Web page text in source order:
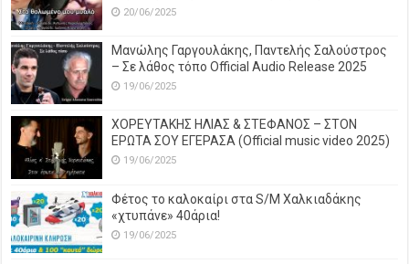
20/06/2025
Μανώλης Γαργουλάκης, Παντελής Σαλούστρος
– Σε λάθος τόπο Official Audio Release 2025
19/06/2025
ΧΟΡΕΥΤΑΚΗΣ ΗΛΙΑΣ & ΣΤΕΦΑΝΟΣ – ΣΤΟΝ
ΕΡΩΤΑ ΣΟΥ ΕΓΕΡΑΣΑ (Official music video 2025)
19/06/2025
Φέτος το καλοκαίρι στα S/M Χαλκιαδάκης
«χτυπάνε» 40άρια!
19/06/2025